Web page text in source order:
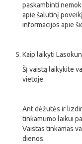
paskambinti
apie šalutinį
informacijos apie
Kaip laikyti Lasokun
Šį vaistą laikykite
vietoje.
Ant dėžutės ir
tinkamumo laikui
Vaistas tinkamas
dienos.